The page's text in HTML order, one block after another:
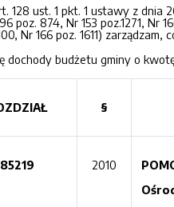
128 ust. 1 pkt. 1 ustawy z dnia
poz. 874, Nr 153 poz.1271, Nr
Nr 166 poz. 1611) zarządzam,
dochody budżetu gminy o
§
85219 2010